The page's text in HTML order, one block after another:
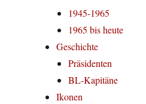
1945-1965
1965 bis heute
Geschichte
Präsidenten
BL-Kapitäne
Ikonen